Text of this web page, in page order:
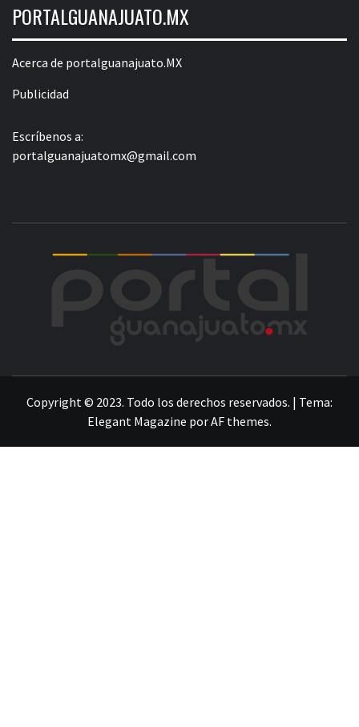
PORTALGUANAJUATO.MX
Acerca de portalguanajuato.MX
Publicidad
Escríbenos a:
portalguanajuatomx@gmail.com
Copyright © 2023. Todo los derechos reservados. | Tema:
Elegant Magazine porAF themes.